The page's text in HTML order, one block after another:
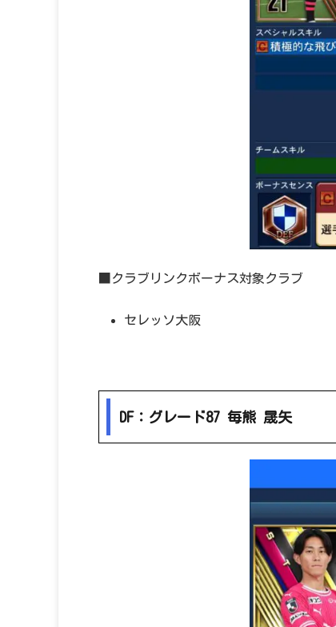
■クラブリンクボーナス対象クラブ
セレッソ大阪
DF：グレード87 毎熊 晟矢